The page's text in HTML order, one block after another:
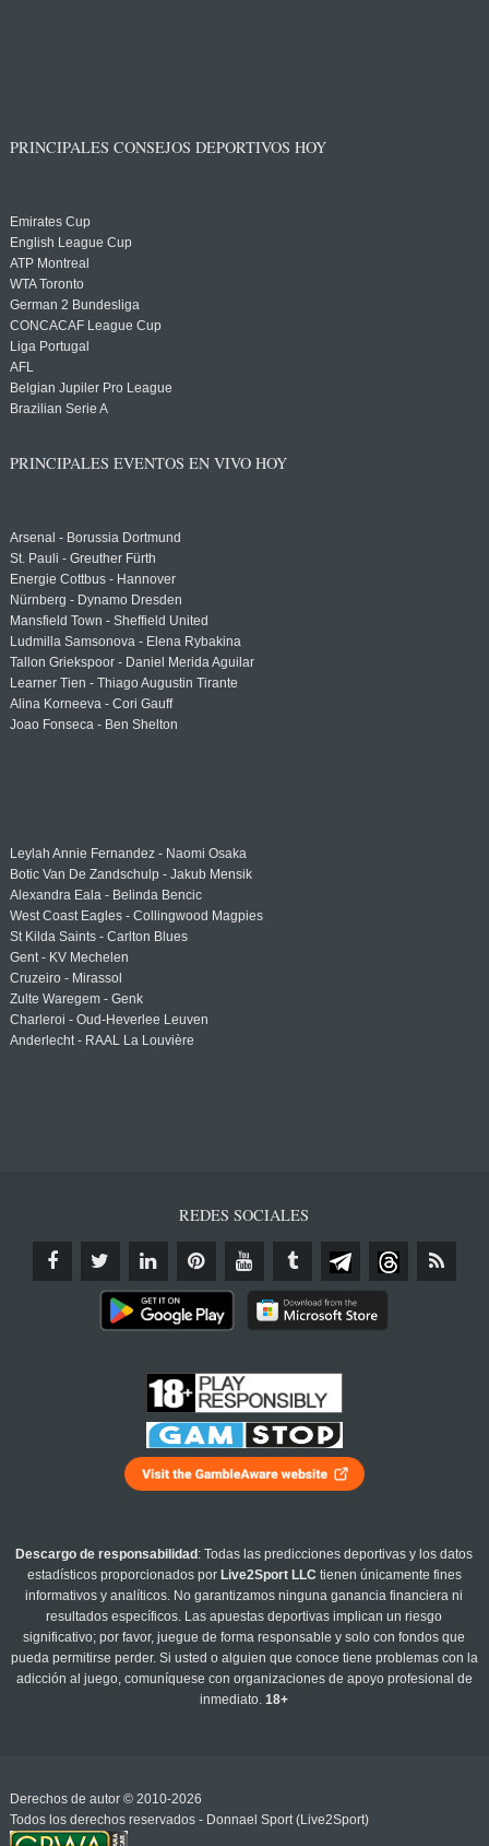
PRINCIPALES CONSEJOS DEPORTIVOS HOY
Emirates Cup
English League Cup
ATP Montreal
WTA Toronto
German 2 Bundesliga
CONCACAF League Cup
Liga Portugal
AFL
Belgian Jupiler Pro League
Brazilian Serie A
PRINCIPALES EVENTOS EN VIVO HOY
Arsenal - Borussia Dortmund
St. Pauli - Greuther Fürth
Energie Cottbus - Hannover
Nürnberg - Dynamo Dresden
Mansfield Town - Sheffield United
Ludmilla Samsonova - Elena Rybakina
Tallon Griekspoor - Daniel Merida Aguilar
Learner Tien - Thiago Augustin Tirante
Alina Korneeva - Cori Gauff
Joao Fonseca - Ben Shelton
Leylah Annie Fernandez - Naomi Osaka
Botic Van De Zandschulp - Jakub Mensik
Alexandra Eala - Belinda Bencic
West Coast Eagles - Collingwood Magpies
St Kilda Saints - Carlton Blues
Gent - KV Mechelen
Cruzeiro - Mirassol
Zulte Waregem - Genk
Charleroi - Oud-Heverlee Leuven
Anderlecht - RAAL La Louvière
REDES SOCIALES
Descargo de responsabilidad : Todas las predicciones deportivas y los datos
estadísticos proporcionados por Live2Sport LLC tienen únicamente fines
informativos y analíticos. No garantizamos ninguna ganancia financiera ni
resultados específicos. Las apuestas deportivas implican un riesgo
significativo; por favor, juegue de forma responsable y solo con fondos que
pueda permitirse perder. Si usted o alguien que conoce tiene problemas con la
adicción al juego, comuníquese con organizaciones de apoyo profesional de
inmediato.18+
Derechos de autor © 2010-2026
Todos los derechos reservados - Donnael Sport (Live2Sport)